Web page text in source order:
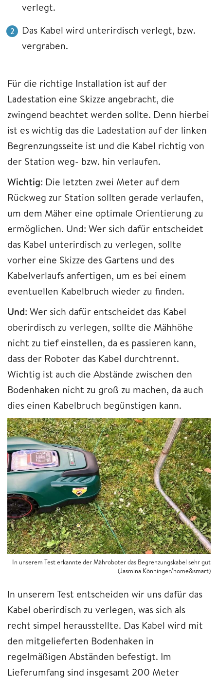
verlegt.
Das Kabel wird unterirdisch verlegt, bzw.
vergraben.
Für die richtige Installation ist auf der
Ladestation eine Skizze angebracht, die
zwingend beachtet werden sollte. Denn hierbei
ist es wichtig das die Ladestation auf der linken
Begrenzungsseite ist und die Kabel richtig von
der Station weg- bzw. hin verlaufen.
Wichtig: Die letzten zwei Meter auf dem
Rückweg zur Station sollten gerade verlaufen,
um dem Mäher eine optimale Orientierung zu
ermöglichen. Und: Wer sich dafür entscheidet
das Kabel unterirdisch zu verlegen, sollte
vorher eine Skizze des Gartens und des
Kabelverlaufs anfertigen, um es bei einem
eventuellen Kabelbruch wieder zu finden.
Und: Wer sich dafür entscheidet das Kabel
oberirdisch zu verlegen, sollte die Mähhöhe
nicht zu tief einstellen, da es passieren kann,
dass der Roboter das Kabel durchtrennt.
Wichtig ist auch die Abstände zwischen den
Bodenhaken nicht zu groß zu machen, da auch
dies einen Kabelbruch begünstigen kann.
In unserem Test erkannte der Mähroboter das Begrenzungskabel sehr gut
(Jasmina Könninger/home&smart)
In unserem Test entscheiden wir uns dafür das
Kabel oberirdisch zu verlegen, was sich als
recht simpel herausstellte. Das Kabel wird mit
den mitgelieferten Bodenhaken in
regelmäßigen Abständen befestigt. Im
Lieferumfang sind insgesamt 200 Meter